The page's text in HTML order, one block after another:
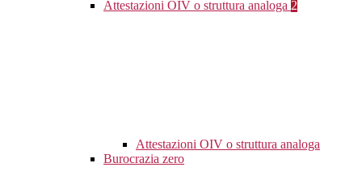
Attestazioni OIV o struttura analoga 2
Attestazioni OIV o struttura analoga
Burocrazia zero